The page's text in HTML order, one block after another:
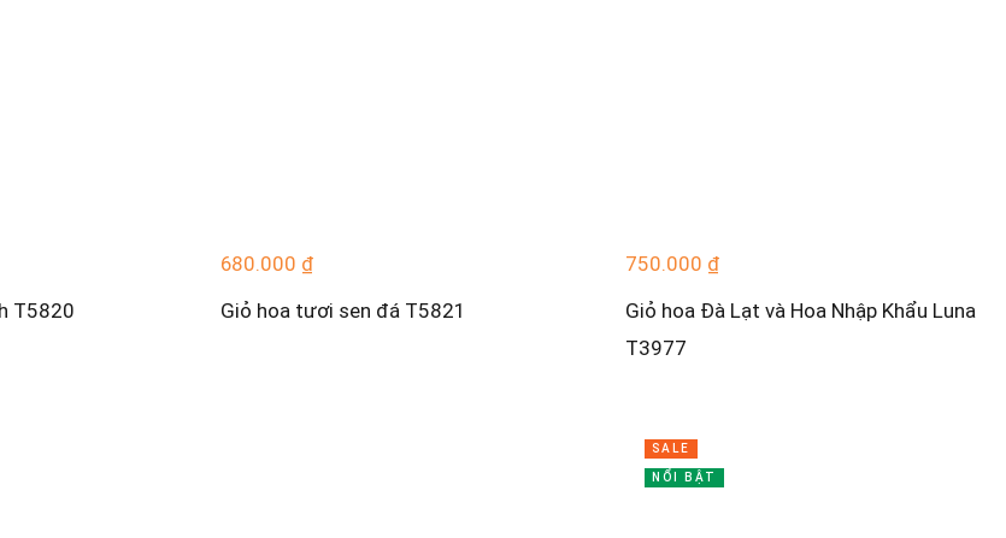
T5820
680.000 ₫
Giỏ hoa tươi sen đá T5821
750.000 ₫
Giỏ hoa Đà Lạt và Hoa Nhập Khẩu Luna
T3977
SALE
NỔI BẬT